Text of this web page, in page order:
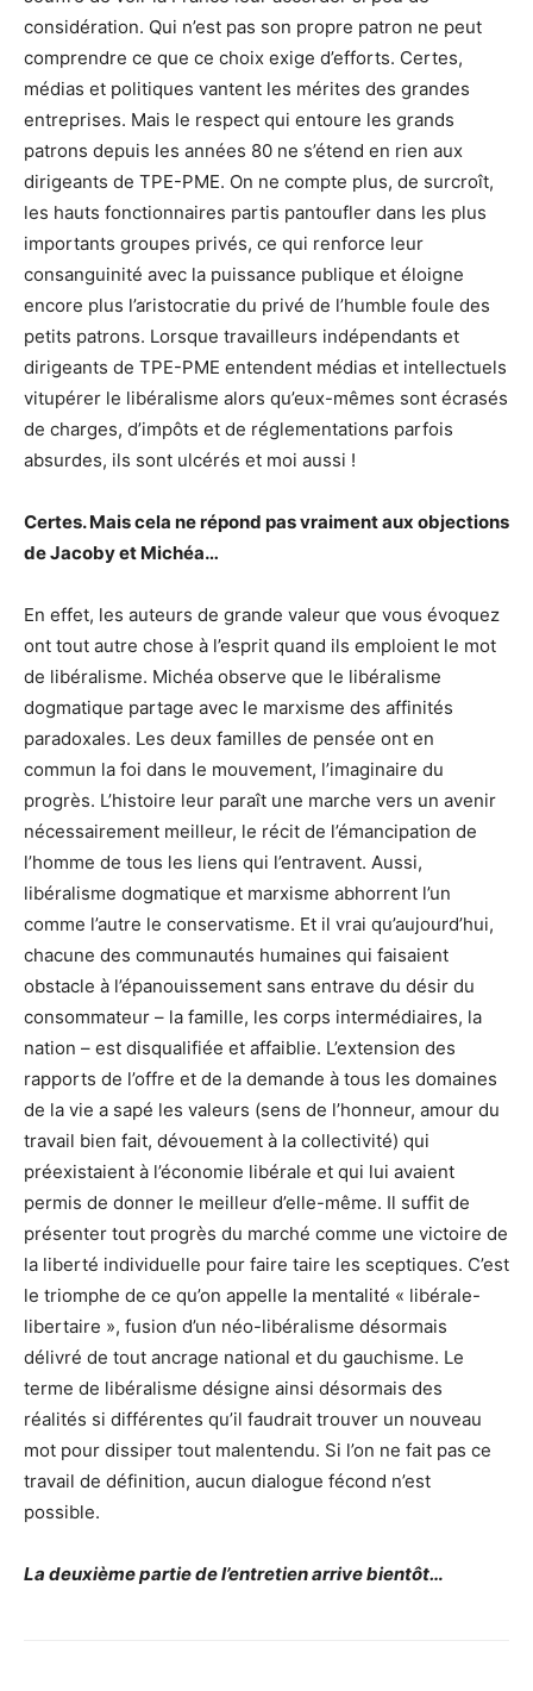
considération. Qui n’est pas son propre patron ne peut
comprendre ce que ce choix exige d’efforts. Certes,
médias et politiques vantent les mérites des grandes
entreprises. Mais le respect qui entoure les grands
patrons depuis les années 80 ne s’étend en rien aux
dirigeants de TPE-PME. On ne compte plus, de surcroît,
les hauts fonctionnaires partis pantoufler dans les plus
importants groupes privés, ce qui renforce leur
consanguinité avec la puissance publique et éloigne
encore plus l’aristocratie du privé de l’humble foule des
petits patrons. Lorsque travailleurs indépendants et
dirigeants de TPE-PME entendent médias et intellectuels
vitupérer le libéralisme alors qu’eux-mêmes sont écrasés
de charges, d’impôts et de réglementations parfois
absurdes, ils sont ulcérés et moi aussi !
Certes. Mais cela ne répond pas vraiment aux objections
de Jacoby et Michéa…
En effet, les auteurs de grande valeur que vous évoquez
ont tout autre chose à l’esprit quand ils emploient le mot
de libéralisme. Michéa observe que le libéralisme
dogmatique partage avec le marxisme des affinités
paradoxales. Les deux familles de pensée ont en
commun la foi dans le mouvement, l’imaginaire du
progrès. L’histoire leur paraît une marche vers un avenir
nécessairement meilleur, le récit de l’émancipation de
l’homme de tous les liens qui l’entravent. Aussi,
libéralisme dogmatique et marxisme abhorrent l’un
comme l’autre le conservatisme. Et il vrai qu’aujourd’hui,
chacune des communautés humaines qui faisaient
obstacle à l’épanouissement sans entrave du désir du
consommateur – la famille, les corps intermédiaires, la
nation – est disqualifiée et affaiblie. L’extension des
rapports de l’offre et de la demande à tous les domaines
de la vie a sapé les valeurs (sens de l’honneur, amour du
travail bien fait, dévouement à la collectivité) qui
préexistaient à l’économie libérale et qui lui avaient
permis de donner le meilleur d’elle-même. Il suffit de
présenter tout progrès du marché comme une victoire de
la liberté individuelle pour faire taire les sceptiques. C’est
le triomphe de ce qu’on appelle la mentalité « libérale-
libertaire », fusion d’un néo-libéralisme désormais
délivré de tout ancrage national et du gauchisme. Le
terme de libéralisme désigne ainsi désormais des
réalités si différentes qu’il faudrait trouver un nouveau
mot pour dissiper tout malentendu. Si l’on ne fait pas ce
travail de définition, aucun dialogue fécond n’est
possible.
La deuxième partie de l’entretien arrive bientôt…